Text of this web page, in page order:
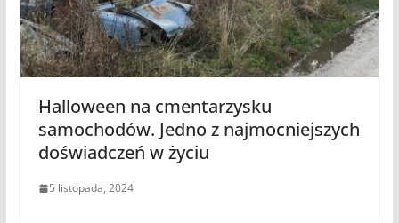
Halloween na cmentarzysku
samochodów. Jedno z najmocniejszych
doświadczeń w życiu
5 listopada, 2024